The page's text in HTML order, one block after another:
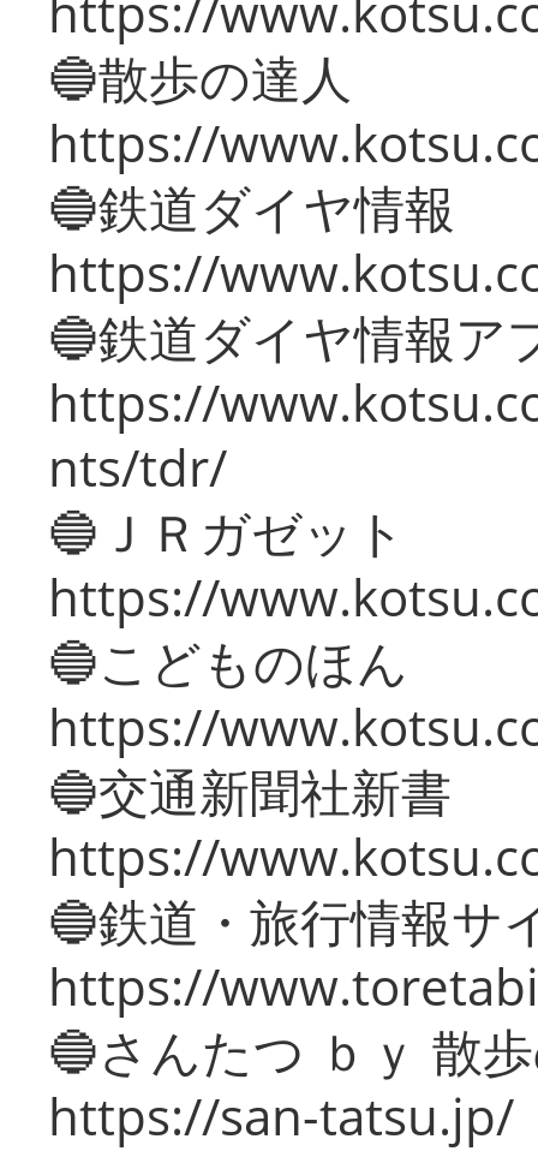
🔵散歩の達人
https://
🔵鉄道ダイヤ情報
https://
🔵鉄道ダイヤ情報ア
https://
nts/tdr/
🔵ＪＲガゼット
https://
🔵こどものほん
https://
🔵交通新聞社新書
https://
🔵鉄道・旅行情報サ
https://
🔵さんたつ ｂｙ 散
https://san-tatsu.jp/